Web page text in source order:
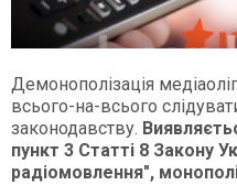
Демонополізація
всього-на-всього
законодавству.
пункт 3 Статті 8 Закону
радіомовлення",